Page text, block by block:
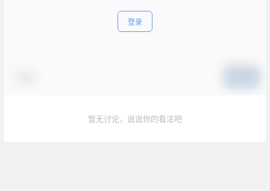
登录
暂无讨论，说说你的看法吧